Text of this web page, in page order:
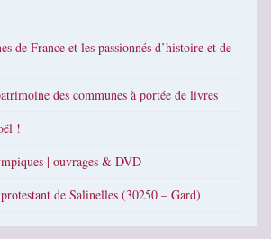
de France et les passionnés d’histoire et de
des communes à portée de livres
!
| ouvrages & DVD
de Salinelles (30250 – Gard)